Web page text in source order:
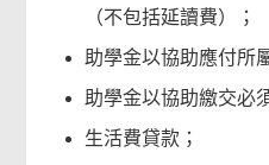
（不包括延讀費）；
助學金以協助應付所
助學金以協助繳交必
生活費貸款；